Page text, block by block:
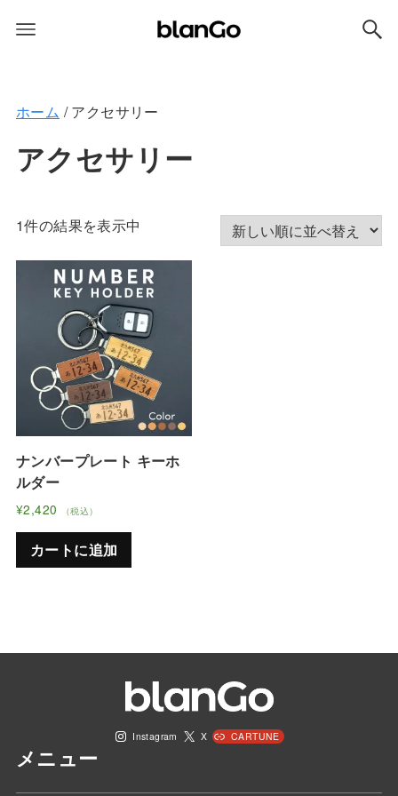
ホーム / アクセサリー
アクセサリー
1件の結果を表示中
ナンバープレート キーホ
ルダー
¥2,420 （税込）
カートに追加
こ
商
複
数
の
リ
Instagram X CARTUNE
メニュー